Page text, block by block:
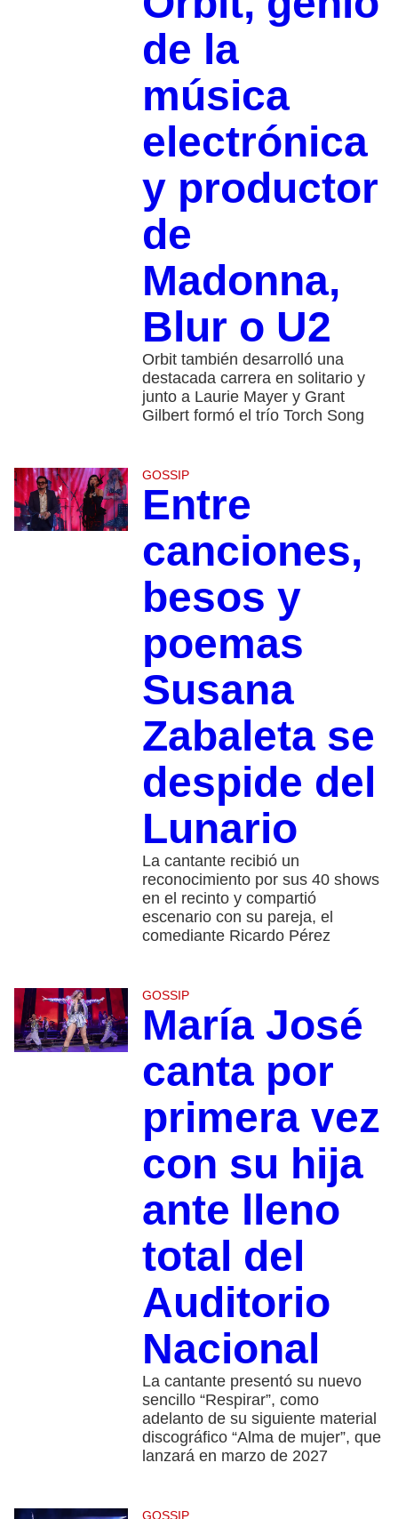
de la
música
electrónica
y productor
de
Madonna,
Blur o U2
Orbit también desarrolló una
destacada carrera en solitario y
junto a Laurie Mayer y Grant
Gilbert formó el trío Torch Song
GOSSIP
Entre
canciones,
besos y
poemas
Susana
Zabaleta se
despide del
Lunario
La cantante recibió un
reconocimiento por sus 40 shows
en el recinto y compartió
escenario con su pareja, el
comediante Ricardo Pérez
GOSSIP
María José
canta por
primera vez
con su hija
ante lleno
total del
Auditorio
Nacional
La cantante presentó su nuevo
sencillo “Respirar”, como
adelanto de su siguiente material
discográfico “Alma de mujer”, que
lanzará en marzo de 2027
GOSSIP